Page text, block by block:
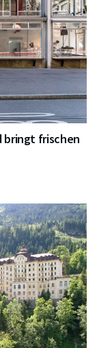
bringt frischen